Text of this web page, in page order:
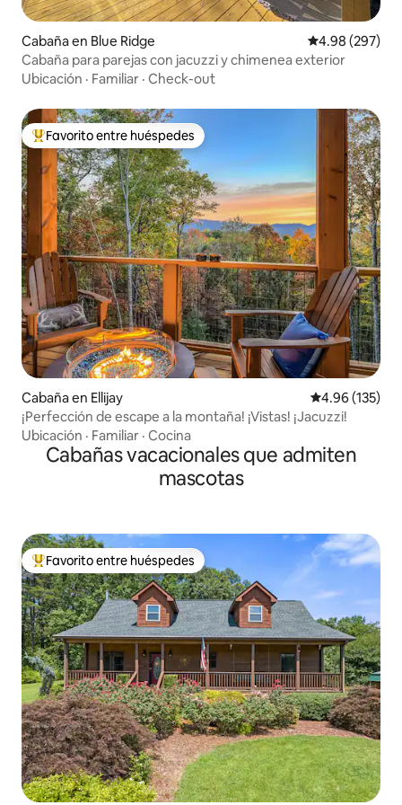
Cabaña en Blue Ridge Calificación
4.98 (297)
Cabaña para parejas con jacuzzi y chimenea exterior
Ubicación · Familiar · Check-out
Favorito entre huéspedes preferido
Favorito entre huéspedes
Cabaña en Ellijay Calificación
4.96 (135)
¡Perfección de escape a la montaña! ¡Vistas! ¡Jacuzzi!
Ubicación · Familiar · Cocina
Cabañas vacacionales que admiten
mascotas
Favorito entre huéspedes preferido
Favorito entre huéspedes